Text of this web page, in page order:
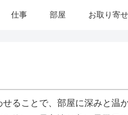
仕事 部屋 お取り寄せ
ることで、部屋に深みと温